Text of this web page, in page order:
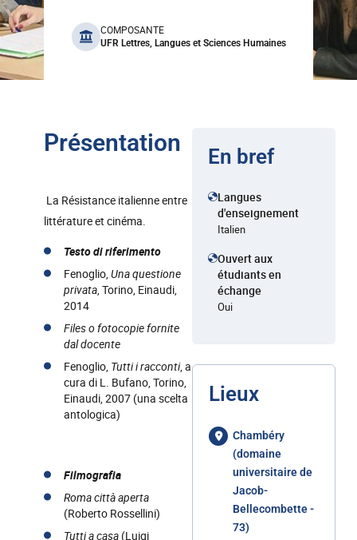
benefits
COMPOSANTE
UFR Lettres, Langues et Sciences Humaines
Présentation
La Résistance italienne entre
littérature et cinéma.
Testo di riferimento
Fenoglio,Una questione
privata, Torino, Einaudi,
2014
Files o fotocopie fornite
dal docente
Fenoglio, Tutti i racconti, a
cura di L. Bufano, Torino,
Einaudi, 2007 (una scelta
antologica)
Filmografia
Roma città aperta
(Roberto Rossellini)
Tutti a casa (Luigi
En bref
Langues
d'enseignement
Italien
Ouvert aux
étudiants en
échange
Oui
Lieux
Chambéry
(domaine
universitaire de
Jacob-
Bellecombette -
73)